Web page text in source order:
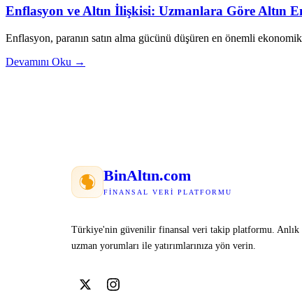
Enflasyon ve Altın İlişkisi: Uzmanlara Göre Altın
Enflasyon, paranın satın alma gücünü düşüren en önemli
Devamını Oku →
BinAltın.com
FINANSAL VERI PLATFORMU
Türkiye'nin güvenilir finansal veri takip platformu. Anlık
uzman yorumları ile yatırımlarınıza yön verin.